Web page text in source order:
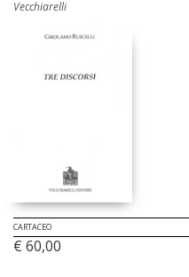
Vecchiarelli
CARTACEO
€ 60,00